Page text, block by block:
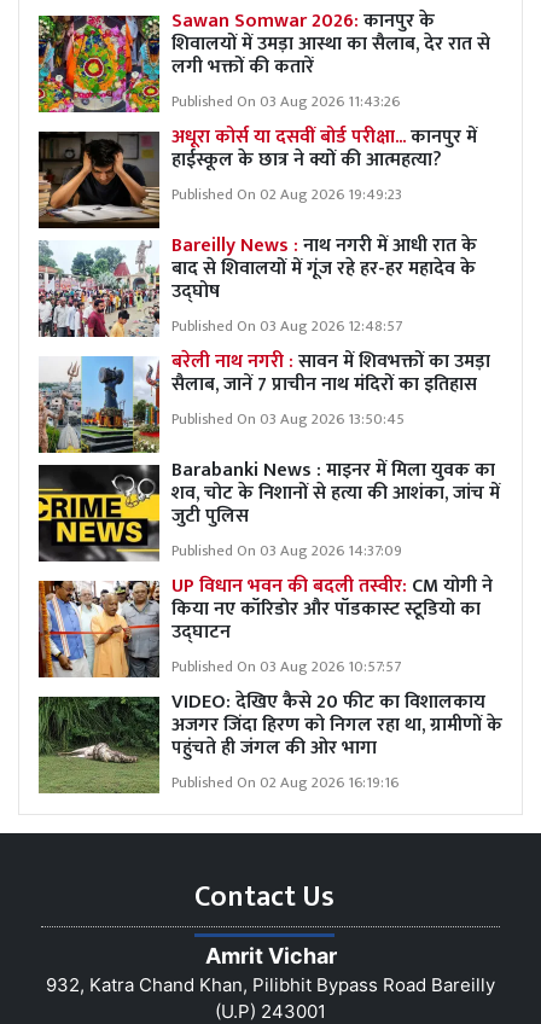
Sawan Somwar 2026:कानपुर के
शिवालयों में उमड़ा आस्था का सैलाब, देर रात से
लगी भक्तों की कतारें
Published On 03 Aug 2026 11:43:26
अधूरा कोर्स या दसवीं बोर्ड परीक्षा...कानपुर में
हाईस्कूल के छात्र ने क्यों की आत्महत्या?
Published On 02 Aug 2026 19:49:23
Bareilly News :नाथ नगरी में आधी रात के
बाद से शिवालयों में गूंज रहे हर-हर महादेव के
उद्घोष
Published On 03 Aug 2026 12:48:57
बरेली नाथ नगरी :सावन में शिवभक्तों का उमड़ा
सैलाब, जानें 7 प्राचीन नाथ मंदिरों का इतिहास
Published On 03 Aug 2026 13:50:45
Barabanki News : माइनर में मिला युवक का
शव, चोट के निशानों से हत्या की आशंका, जांच में
जुटी पुलिस
Published On 03 Aug 2026 14:37:09
UP विधान भवन की बदली तस्वीर: CM योगी ने
किया नए कॉरिडोर और पॉडकास्ट स्टूडियो का
उद्घाटन
Published On 03 Aug 2026 10:57:57
VIDEO: देखिए कैसे 20 फीट का विशालकाय
अजगर जिंदा हिरण को निगल रहा था, ग्रामीणों के
पहुंचते ही जंगल की ओर भागा
Published On 02 Aug 2026 16:19:16
Contact Us
Amrit Vichar
932, Katra Chand Khan, Pilibhit Bypass Road Bareilly
(U.P) 243001